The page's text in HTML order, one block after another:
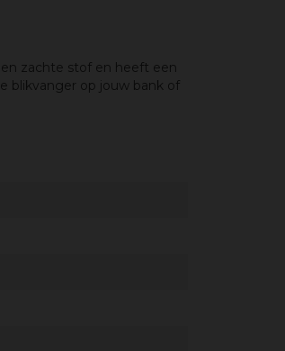
zachte stof en heeft een
blikvanger op jouw bank of